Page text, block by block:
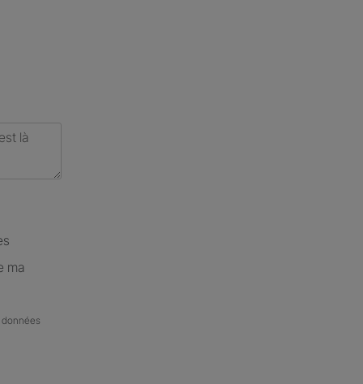
ma